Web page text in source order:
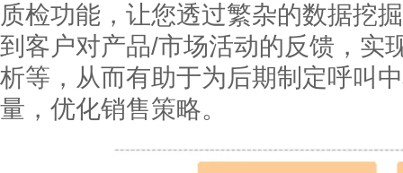
质检功能，让您透过繁杂的数据挖
到客户对产品/市场活动的反馈，实
析等，从而有助于为后期制定呼叫
量，优化销售策略。